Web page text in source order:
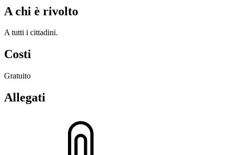
A chi è rivolto
A tutti i cittadini.
Costi
Gratuito
Allegati